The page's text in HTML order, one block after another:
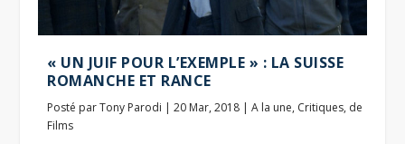
« UN JUIF POUR L’EXEMPLE » : LA SUISSE
ROMANCHE ET RANCE
Posté parTony Parodi |20 Mar, 2018 |A la une, Critiques, de
Films